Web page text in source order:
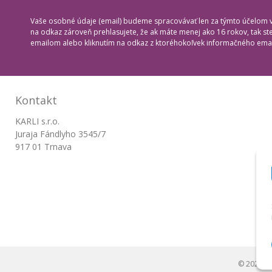
Vaše osobné údaje (email) budeme spracovávať len za týmto
na odkaz zároveň prehlasujete, že ak máte menej ako 16 rokov, tak
emailom alebo kliknutím na odkaz z ktoréhokoľvek informačného
Kontakt
KARLI s.r.o.
Juraja Fándlyho 3545/7
917 01 Trnava
© 2026